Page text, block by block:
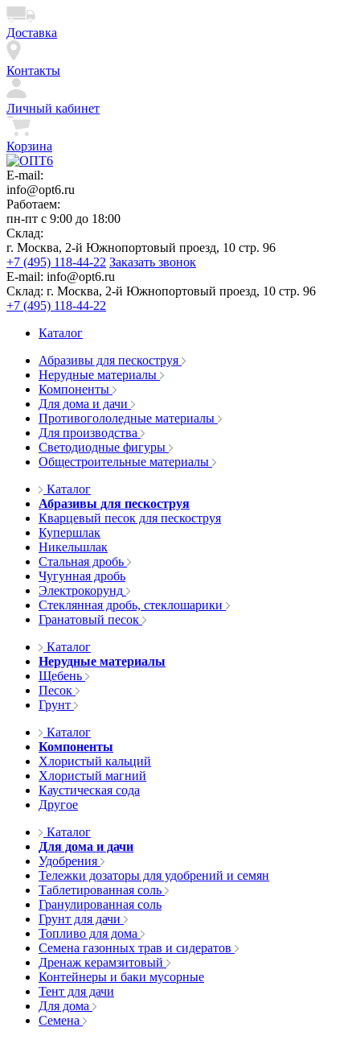
Доставка
Контакты
Личный кабинет
Корзина
E-mail:
info@opt6.ru
Работаем:
пн-пт с 9:00 до 18:00
Склад:
г. Москва, 2-й Южнопортовый проезд, 10 стр. 96
+7 (495) 118-44-22 Заказать звонок
E-mail: info@opt6.ru
Склад: г. Москва, 2-й Южнопортовый проезд, 10 стр. 96
+7 (495) 118-44-22
Каталог
Абразивы для пескоструя
Нерудные материалы
Компоненты
Для дома и дачи
Противогололедные материалы
Для производства
Светодиодные фигуры
Общестроительные материалы
Каталог
Абразивы для пескоструя
Кварцевый песок для пескоструя
Купершлак
Никельшлак
Стальная дробь
Чугунная дробь
Электрокорунд
Стеклянная дробь, стеклошарики
Гранатовый песок
Каталог
Нерудные материалы
Щебень
Песок
Грунт
Каталог
Компоненты
Хлористый кальций
Хлористый магний
Каустическая сода
Другое
Каталог
Для дома и дачи
Удобрения
Тележки дозаторы для удобрений и семян
Таблетированная соль
Гранулированная соль
Грунт для дачи
Топливо для дома
Семена газонных трав и сидератов
Дренаж керамзитовый
Контейнеры и баки мусорные
Тент для дачи
Для дома
Семена